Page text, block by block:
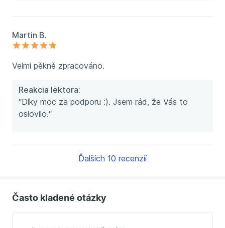
Martin B.
Velmi pěkně zpracováno.
Reakcia lektora:
“Díky moc za podporu :). Jsem rád, že Vás to
oslovilo.“
Ďalších 10 recenzií
Často kladené otázky